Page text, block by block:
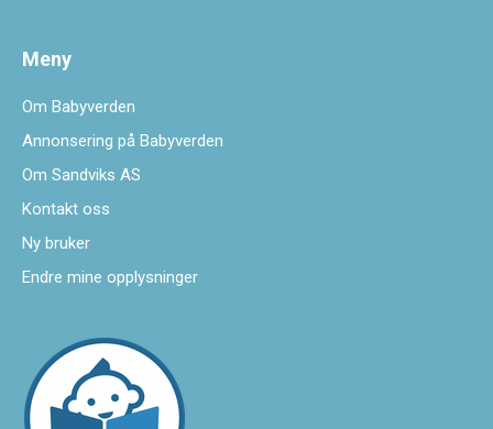
Meny
Om Babyverden
Annonsering på Babyverden
Om Sandviks AS
Kontakt oss
Ny bruker
Endre mine opplysninger